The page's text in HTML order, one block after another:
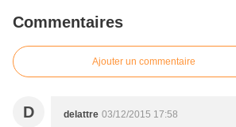
Commentaires
Ajouter un commentaire
D delattre 03/12/2015 17:58